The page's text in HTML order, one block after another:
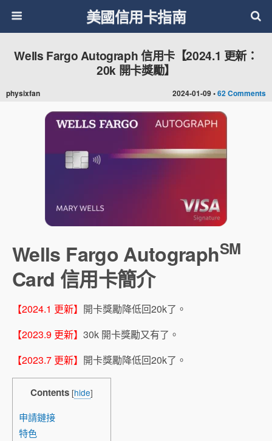
美國信用卡指南
2024-01-09 •62 Comments
Wells Fargo Autograph 信用卡【2024.1 更新：
20k 開卡獎勵】
physixfan
Wells Fargo AutographSM
Card 信用卡簡介
【2024.1 更新】 開卡獎勵降低回20k了。
【2023.9 更新】 30k 開卡獎勵又有了。
【2023.7 更新】 開卡獎勵降低回20k了。
Contents [hide]
申請鏈接
特色